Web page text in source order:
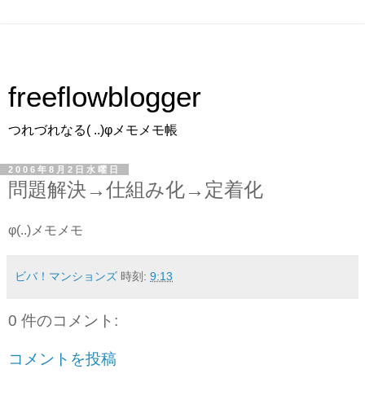
freeflowblogger
つれづれなる( ..)φメモメモ帳
2006年8月2日水曜日
問題解決→仕組み化→定着化
φ(..)メモメモ
ビバ！マンションズ 時刻: 9:13
0 件のコメント:
コメントを投稿